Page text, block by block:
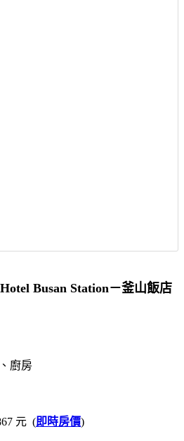
Busan Station－釜山飯店
廚房
元 (即時房價)